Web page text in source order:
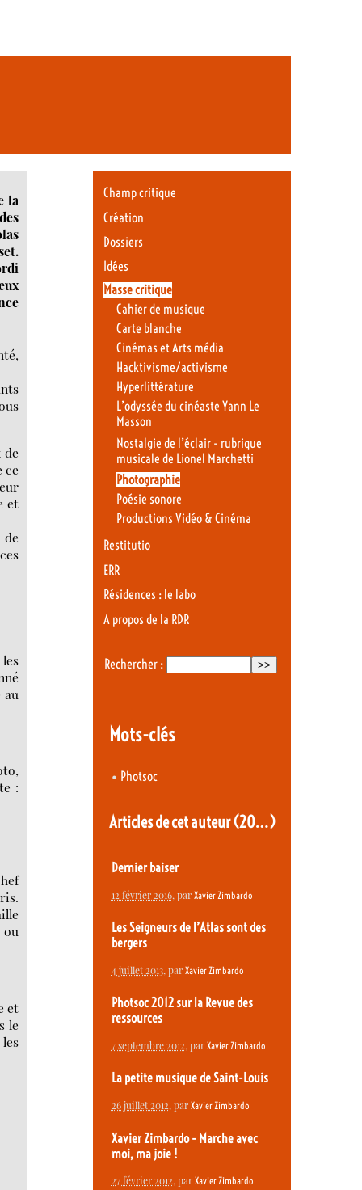
la
de
ce
et
de
au
:
ou
et
le
Champ critique
Création
Dossiers
Idées
Masse critique
Cahier de musique
Carte blanche
Cinémas et Arts média
Hacktivisme/activisme
Hyperlittérature
L’odyssée du cinéaste Yann Le
Masson
Nostalgie de l’éclair - rubrique
musicale de Lionel Marchetti
Photographie
Poésie sonore
Productions Vidéo & Cinéma
Restitutio
ERR
Résidences : le labo
A propos de la RDR
Rechercher :
Mots-clés
• Photsoc
Articles de cet auteur(20…)
Dernier baiser
12 février 2016, par Xavier Zimbardo
Les Seigneurs de l’Atlas sont des
bergers
4 juillet 2013, par Xavier Zimbardo
Photsoc 2012 sur la Revue des
ressources
7 septembre 2012, par Xavier Zimbardo
La petite musique de Saint-Louis
26 juillet 2012, par Xavier Zimbardo
Xavier Zimbardo - Marche avec
moi, ma joie !
27 février 2012, par Xavier Zimbardo